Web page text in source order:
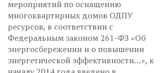
мероприятий по оснащению
многоквартирных домов ОДПУ
ресурсов, в соответствии с
Федеральным законом 261-ФЗ «Об
энергосбережении и о повышении
энергетической эффективности…», к